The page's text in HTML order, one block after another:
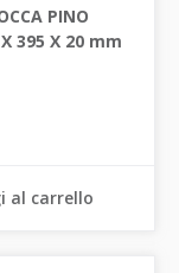
PINO
395 X 20 mm
al carrello